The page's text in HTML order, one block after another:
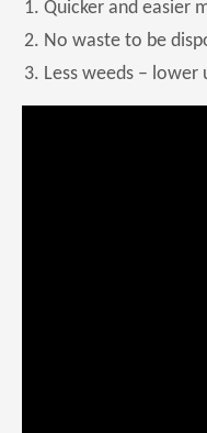
Quicker and easier
No waste to be
Less weeds –